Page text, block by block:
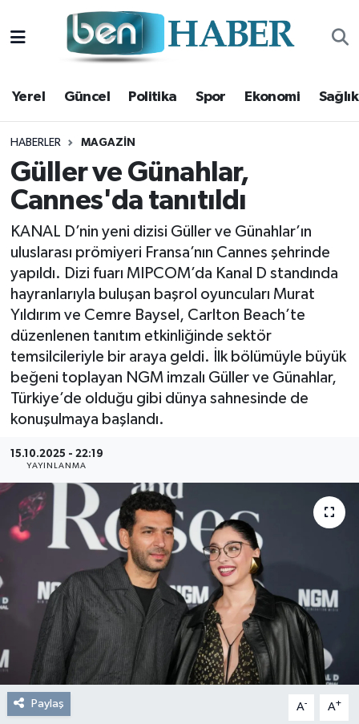
Yerel Güncel Politika Spor Ekonomi Sağlık
HABERLER MAGAZIN
Güller ve Günahlar,
Cannes'da tanıtıldı
KANAL D’nin yeni dizisi Güller ve Günahlar’ın
uluslarası prömiyeri Fransa’nın Cannes şehrinde
yapıldı. Dizi fuarı MIPCOM’da Kanal D standında
hayranlarıyla buluşan başrol oyuncuları Murat
Yıldırım ve Cemre Baysel, Carlton Beach’te
düzenlenen tanıtım etkinliğinde sektör
temsilcileriyle bir araya geldi. İlk bölümüyle büyük
beğeni toplayan NGM imzalı Güller ve Günahlar,
Türkiye’de olduğu gibi dünya sahnesinde de
konuşulmaya başlandı.
15.10.2025 - 22:19
YAYINLANMA
Paylaş A- A+
Yerel
Güncel
Politika
Spor
Ekonomi
Sağlık
Magazin
Resmi Reklam
Röportajlar
Hava Durumu
Trafik Durumu
Süper Lig Puan Durumu ve Fikstür
Tüm Manşetler
Son Dakika Haberleri
Haber Arşivi